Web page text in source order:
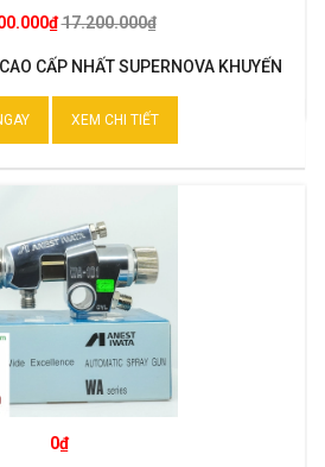
17.200.000₫
CẤP NHẤT SUPERNOVA KHUYẾN
XEM CHI TIẾT
0₫